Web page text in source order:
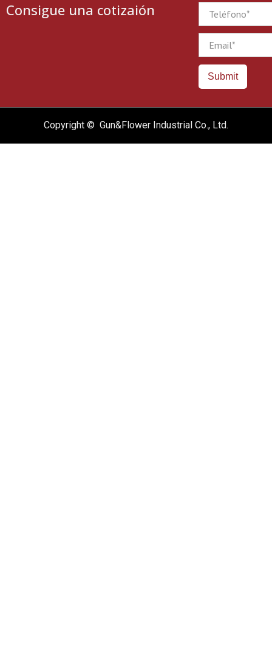
Consigue una cotizaión
Submit
Copyright © Gun&Flower Industrial Co., Ltd.